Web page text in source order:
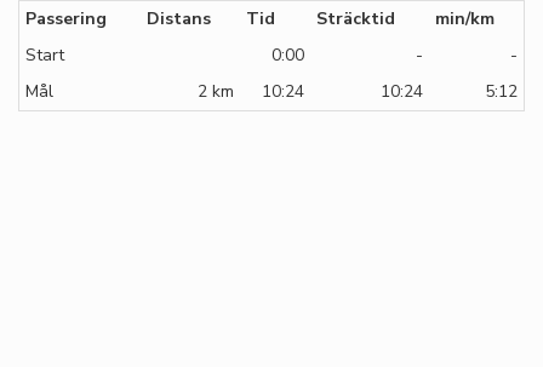
Passering Distans Tid Sträcktid
min/km
Start
0:00 -
-
Mål
2 km 10:24 10:24 5:12